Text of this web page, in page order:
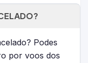
Podes
por voos dos